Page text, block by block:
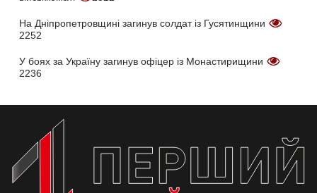
На Дніпропетровщині загинув солдат із Гусятинщини
2252
У боях за Україну загинув офіцер із Монастирищини
2236